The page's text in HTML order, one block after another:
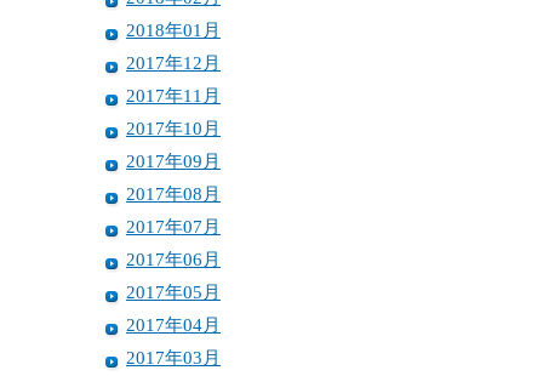
2018年01月
2017年12月
2017年11月
2017年10月
2017年09月
2017年08月
2017年07月
2017年06月
2017年05月
2017年04月
2017年03月